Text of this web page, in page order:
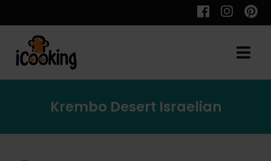
Krembo Desert Israelian